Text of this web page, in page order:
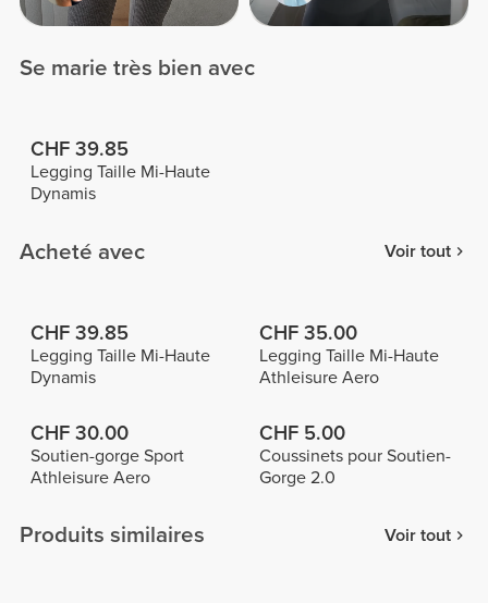
Se marie très bien avec
CHF 39.85
Legging Taille Mi-Haute
Dynamis
Acheté avec Voir tout
CHF 39.85
Legging Taille Mi-Haute
Dynamis
CHF 35.00
Legging Taille Mi-Haute
Athleisure Aero
CHF 30.00
Soutien-gorge Sport
Athleisure Aero
CHF 5.00
Coussinets pour Soutien-
Gorge 2.0
Produits similaires Voir tout